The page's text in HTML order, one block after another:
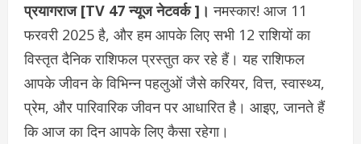
प्रयागराज [TV 47 न्‍यूज नेटवर्क ]। नमस्कार! आज 11
फरवरी 2025 है, और हम आपके लिए सभी 12 राशियों का
विस्तृत दैनिक राशिफल प्रस्तुत कर रहे हैं। यह राशिफल
आपके जीवन के विभिन्न पहलुओं जैसे करियर, वित्त, स्वास्थ्य,
प्रेम, और पारिवारिक जीवन पर आधारित है। आइए, जानते हैं
कि आज का दिन आपके लिए कैसा रहेगा।